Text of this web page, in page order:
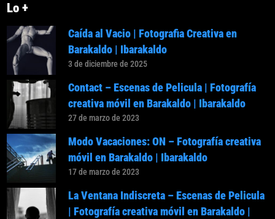
Lo +
Caída al Vacio | Fotografia Creativa en
Barakaldo | Ibarakaldo
3 de diciembre de 2025
Contact – Escenas de Pelicula | Fotografía
creativa móvil en Barakaldo | Ibarakaldo
27 de marzo de 2023
Modo Vacaciones: ON – Fotografía creativa
móvil en Barakaldo | Ibarakaldo
17 de marzo de 2023
La Ventana Indiscreta – Escenas de Pelicula
| Fotografía creativa móvil en Barakaldo |